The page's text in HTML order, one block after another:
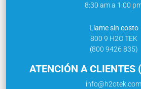
8:30 am a 1:00
Llame sin costo
800 9 H2O TEK
(800 9426 835)
ATENCIÓN A CLIENTES
info@h2otek.com